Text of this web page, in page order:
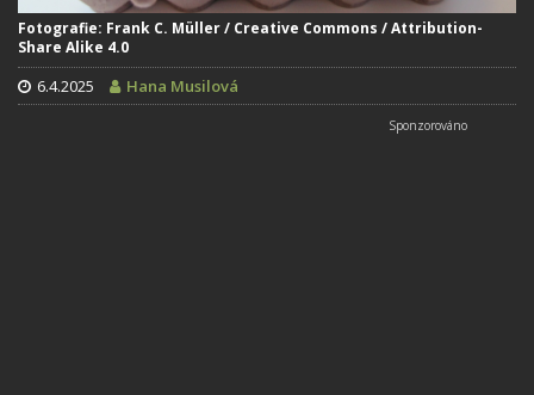
Fotografie: Frank C. Müller / Creative Commons / Attribution-
Share Alike 4.0
6.4.2025 Hana Musilová